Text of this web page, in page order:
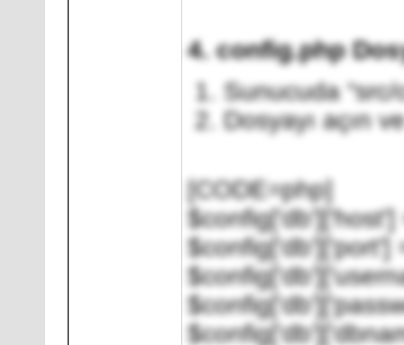
4. config.php
Sunucuda “src/
Dosyayı açın
[CODE=php]
$config['db']['host']
$config['db']['port']